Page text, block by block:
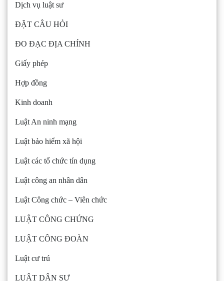
Dịch vụ luật sư
ĐẶT CÂU HỎI
ĐO ĐẠC ĐỊA CHÍNH
Giấy phép
Hợp đồng
Kinh doanh
Luật An ninh mạng
Luật bảo hiểm xã hội
Luật các tổ chức tín dụng
Luật công an nhân dân
Luật Công chức – Viên chức
LUẬT CÔNG CHỨNG
LUẬT CÔNG ĐOÀN
Luật cư trú
LUẬT DÂN SỰ